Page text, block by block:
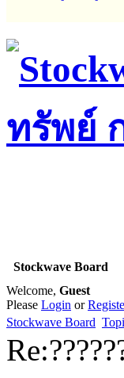
Stockwave Board
Welcome, Guest
Please Login or
Stockwave Board